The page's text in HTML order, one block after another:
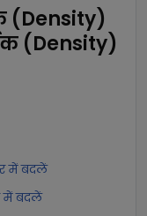
(Density)
(Density)
में बदलें
में बदलें